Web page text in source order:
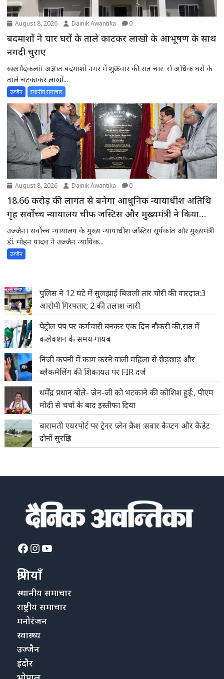
August 8, 2026 Dainik Awantika 0
बदमाशों ने चार घरों के ताले काटकर लाखो के आभूषण के साथ
नगदी चुराए
खरसौदकलां। अज्ञात बदमाशों नगर में शुक्रवार की रात चार से अधिक घरों के
ताले चटकाकर लाखों...
उज्जैन स्थानीय समाचार
August 8, 2026 Dainik Awantika 0
18.66 करोड़ की लागत से बनेगा आधुनिक न्यायाधीश अतिथि
गृह सर्वोच्च न्यायालय चीफ जस्टिस और मुख्यमंत्री ने किया
भूमिपूजन
उज्जैन। सर्वोच्च न्यायालय के मुख्य न्यायाधीश जस्टिस सूर्यकांत और मुख्यमंत्री
डॉ. मोहन यादव ने उज्जैन न्यायिक...
उज्जैन
पुलिस ने 12 घंटे में सुलझाई बिजली तार चोरी की वारदात:3
आरोपी गिरफ्तार; 2 की तलाश जारी
पेट्रोल पंप पर कर्मचारी बनकर एक दिन नौकरी की,रात में
कलेक्शन के समय गायब
निजी कंपनी में काम करने वाली महिला से छेड़छाड़ और
ब्लैकमेलिंग की शिकायत पर FIR दर्ज
धर्मेंद्र प्रधान बोले- जेन-जी को भटकाने की कोशिश हुई:, पीएम
मोदी से चर्चा के बाद इस्तीफा दिया
बारामती एयरपोर्ट पर ट्रेनर प्लेन क्रैश :सवार कैप्टन और कैडेट
दोनों सुरक्षित
Facebook
Instagram
YouTube
श्रेणियाँ
स्थानीय समाचार
राष्ट्रीय समाचार
मनोरंजन
स्वास्थ्य
उज्जैन
इंदौर